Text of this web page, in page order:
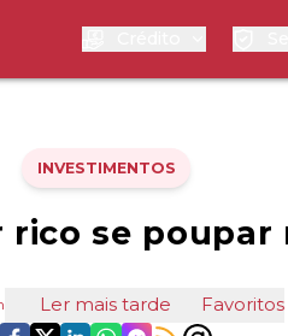
INVESTIMENTOS
rico se poupar
Ler mais tarde Favoritos